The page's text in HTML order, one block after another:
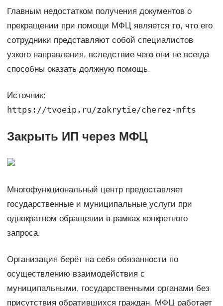
Главным недостатком получения документов о
прекращении при помощи МФЦ является то, что его
сотрудники представляют собой специалистов
узкого направления, вследствие чего они не всегда
способны оказать должную помощь.
Источник:
https://tvoeip.ru/zakrytie/cherez-mfts
Закрыть ИП через МФЦ
Многофункциональный центр предоставляет
государственные и муниципальные услуги при
однократном обращении в рамках конкретного
запроса.
Организация берёт на себя обязанности по
осуществлению взаимодействия с
муниципальными, государственными органами без
присутствия обратившихся граждан. МФЦ работает